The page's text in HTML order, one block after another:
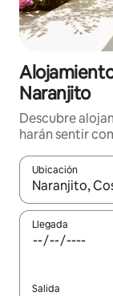
Naranjito
Descubre
harán sentir
Ubicación
Cuando los
Llegada
Salida